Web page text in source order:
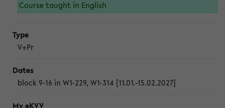
Course taught in English
V+Pr
block 9-16 in W1-229, W1-314 [11.01.-15.02.2027]